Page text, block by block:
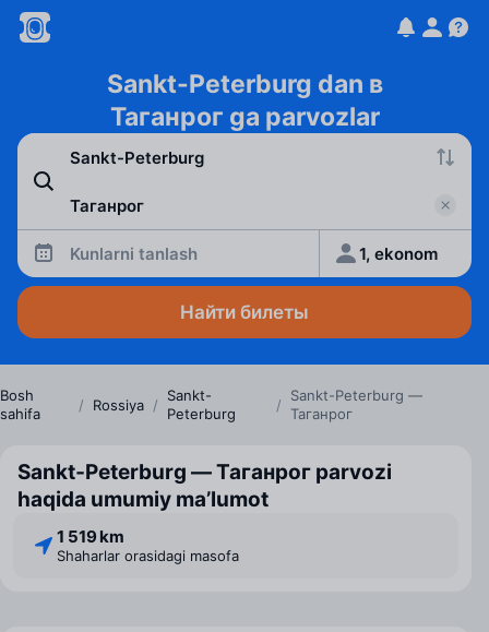
Sankt-Peterburg dan в
Таганрог ga parvozlar
Kunlarni tanlash 1, ekonom
Найти билеты
Bosh
sahifa
/ Rossiya /
Sankt-
Peterburg
/
Sankt-Peterburg —
Таганрог
Sankt‑Peterburg — Таганрог parvozi
haqida umumiy ma’lumot
1 519 km
Shaharlar orasidagi masofa